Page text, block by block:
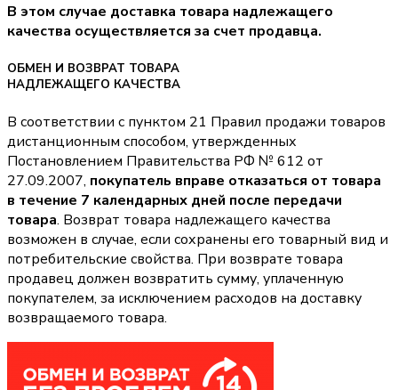
В этом случае доставка товара надлежащего
качества осуществляется за счет продавца.
ОБМЕН И ВОЗВРАТ ТОВАРА
НАДЛЕЖАЩЕГО КАЧЕСТВА
В соответствии с пунктом 21 Правил продажи товаров
дистанционным способом, утвержденных
Постановлением Правительства РФ № 612 от
27.09.2007, покупатель вправе отказаться от товара
в течение 7 календарных дней после передачи
товара. Возврат товара надлежащего качества
возможен в случае, если сохранены его товарный вид и
потребительские свойства. При возврате товара
продавец должен возвратить сумму, уплаченную
покупателем, за исключением расходов на доставку
возвращаемого товара.